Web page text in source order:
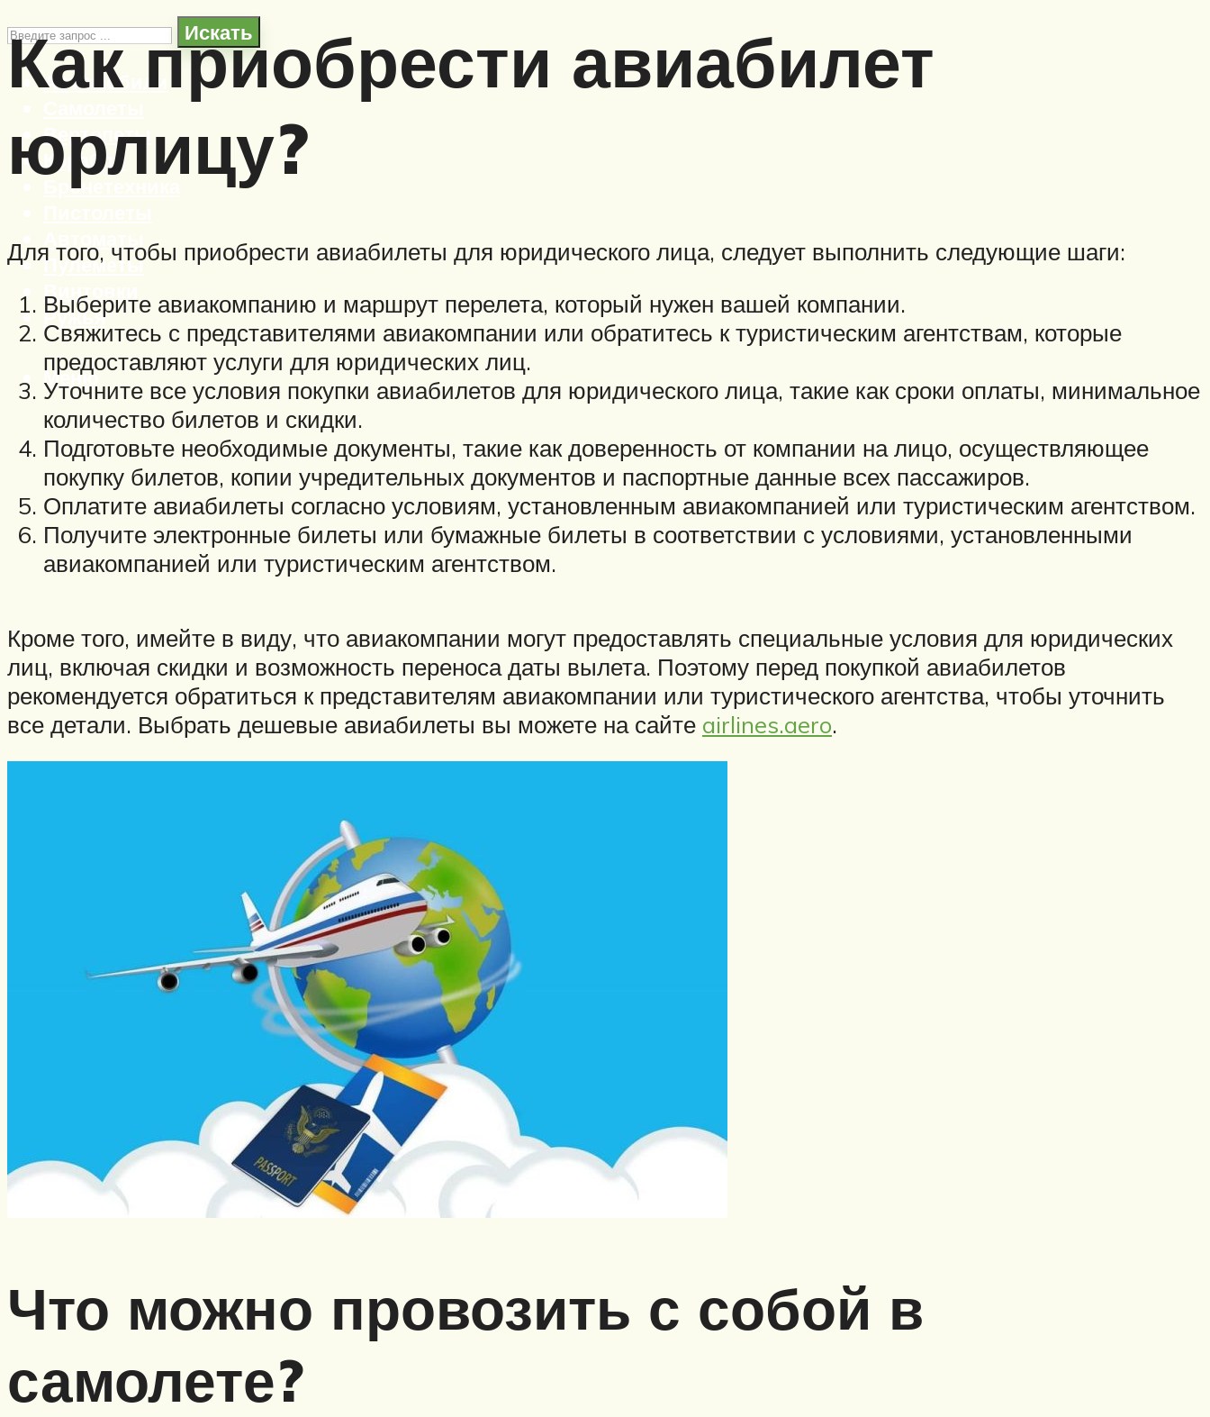
Искать
Автомобили
Вертолеты
Корабли
Бронетехника
Пулеметы
Винтовки
Ружья
Меню
Как приобрести авиабилет
юрлицу?
Для того, чтобы приобрести авиабилеты для юридического лица, следует выполнить следующие шаги:
Выберите авиакомпанию и маршрут перелета, который нужен вашей компании.
Свяжитесь с представителями авиакомпании или обратитесь к туристическим агентствам, которые
предоставляют услуги для юридических лиц.
Уточните все условия покупки авиабилетов для юридического лица, такие как сроки оплаты, минимальное
количество билетов и скидки.
Подготовьте необходимые документы, такие как доверенность от компании на лицо, осуществляющее
покупку билетов, копии учредительных документов и паспортные данные всех пассажиров.
Оплатите авиабилеты согласно условиям, установленным авиакомпанией или туристическим агентством.
Получите электронные билеты или бумажные билеты в соответствии с условиями, установленными
авиакомпанией или туристическим агентством.
Кроме того, имейте в виду, что авиакомпании могут предоставлять специальные условия для юридических
лиц, включая скидки и возможность переноса даты вылета. Поэтому перед покупкой авиабилетов
рекомендуется обратиться к представителям авиакомпании или туристического агентства, чтобы уточнить
все детали. Выбрать дешевые авиабилеты вы можете на сайте airlines.aero.
Что можно провозить с собой в
самолете?